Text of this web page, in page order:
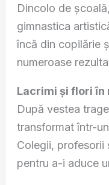
Dincolo de
gimnastica
încă din copilărie
numeroase
Lacrimi și flori în
După vestea
transformat într-
Colegii, profesorii
pentru a-i aduce